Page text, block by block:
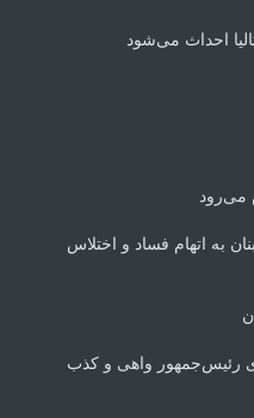
احداث می‌شود
می‌رود
به اتهام فساد و اختلاس
رئیس‌جمهور واهی و کذب